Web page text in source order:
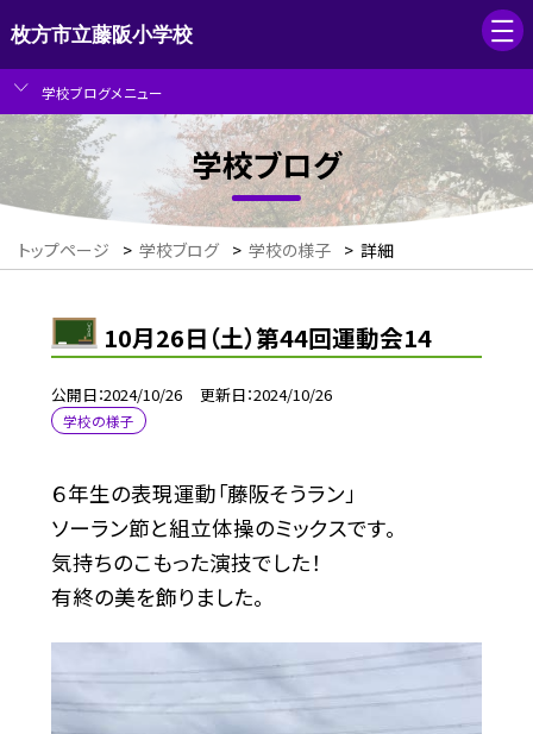
枚方市立藤阪小学校
学校ブログメニュー
学校ブログ
トップページ > 学校ブログ > 学校の様子 > 詳細
10月26日（土）第44回運動会14
公開日 2024/10/26 更新日 2024/10/26
学校の様子
６年生の表現運動「藤阪そうラン」
ソーラン節と組立体操のミックスです。
気持ちのこもった演技でした！
有終の美を飾りました。